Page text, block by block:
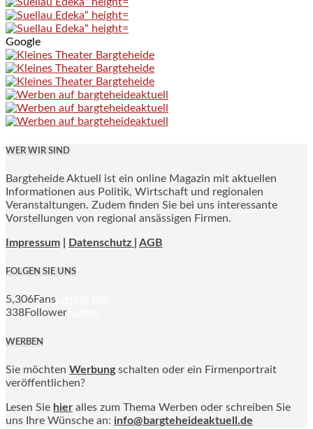
Google
WER WIR SIND
Bargteheide Aktuell ist ein online Magazin mit aktuellen
Informationen aus Politik, Wirtschaft und regionalen
Veranstaltungen. Zudem finden Sie bei uns interessante
Vorstellungen von regional ansässigen Firmen.
Impressum Datenschutz | AGB
FOLGEN SIE UNS
5,306Fans
338Follower
WERBEN
Sie möchten Werbung schalten oder ein Firmenportrait
veröffentlichen?
Lesen Sie hier alles zum Thema Werben oder schreiben Sie
uns Ihre Wünsche an: info@bargteheideaktuell.de